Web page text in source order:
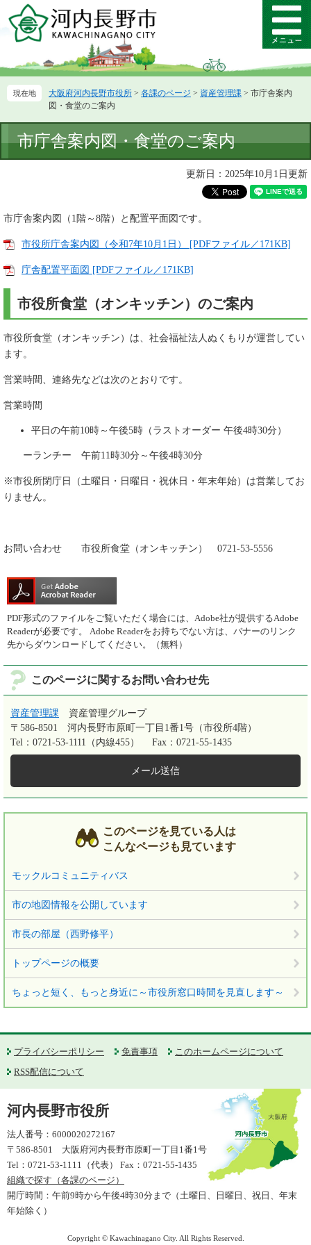
ー
先
ニ
を
て
メ
ニ
ー
大阪府河内長野市役所 > 各課のページ > 資産管理課 > 市庁舎案内
図・食堂のご案内
文
市庁舎案内図・食堂のご案内
更新日：2025年10月1日更新
市庁舎案内図（1階～8階）と配置平面図です。
市役所庁舎案内図（令和7年10月1日） [PDFファイル／171KB]
庁舎配置平面図 [PDFファイル／171KB]
市役所食堂（オンキッチン）のご案内
市役所食堂（オンキッチン）は、社会福祉法人ぬくもりが運営してい
ます。
営業時間、連絡先などは次のとおりです。
営業時間
平日の午前10時～午後5時（ラストオーダー 午後4時30分）
ーランチー 午前11時30分～午後4時30分
※市役所閉庁日（土曜日・日曜日・祝休日・年末年始）は営業してお
りません。
お問い合わせ 市役所食堂（オンキッチン） 0721-53-5556
PDF形式のファイルをご覧いただく場合には、Adobe社が提供するAdobe
Readerが必要です。
Adobe Readerをお持ちでない方は、バナーのリンク
先からダウンロードしてください。（無料）
このページに関するお問い合わせ先
資産管理課
資産管理グループ
〒586-8501
河内長野市原町一丁目1番1号（市役所4階）
Tel：0721-53-1111（内線455）
Fax：0721-55-1435
メール送信
このページを見ている人は
こんなページも見ています
モックルコミュニティバス
市の地図情報を公開しています
市長の部屋（西野修平）
トップページの概要
ちょっと短く、もっと身近に～市役所窓口時間を見直します～
プライバシーポリシー 免責事項
このホームページについて
RSS配信について
河内長野市役所
法人番号：6000020272167
〒586-8501 大阪府河内長野市原町一丁目1番1号
Tel：0721-53-1111（代表） Fax：0721-55-1435
組織で探す（各課のページ）
開庁時間：午前9時から午後4時30分まで（土曜日、日曜日、祝日、年末
年始除く）
Copyright © Kawachinagano City. All Rights Reserved.